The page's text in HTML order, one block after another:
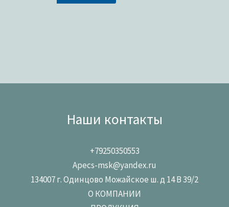
Наши контакты
+79250350553
Apecs-msk@yandex.ru
134007 г. Одинцово Можайское ш. д 14 В 39/2
О КОМПАНИИ